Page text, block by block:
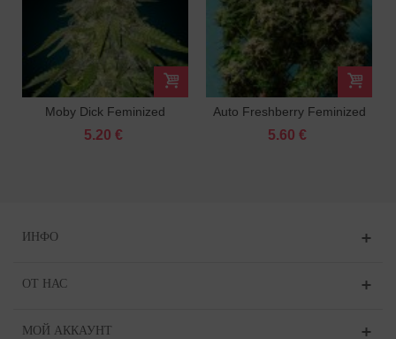
Moby Dick Feminized
5.20 €
Auto Freshberry Feminized
5.60 €
ИНФО
ОТ НАС
МОЙ АККАУНТ